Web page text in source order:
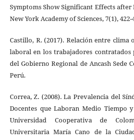
Symptoms Show Significant Effects
New York Academy of Sciences, 7(1), 422-
Castillo, R. (2017). Relación entre clima
laboral en los trabajadores contratados
del Gobierno Regional de Ancash Sede
Perú.
Correa, Z. (2008). La Prevalencia del
Docentes que Laboran Medio Tiempo
Universidad Cooperativa de
Universitaria María Cano de la